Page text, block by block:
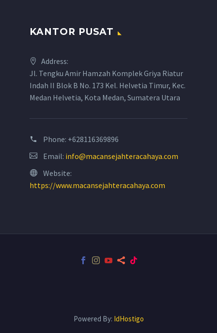
KANTOR PUSAT
Address:
Jl. Tengku Amir Hamzah Komplek Griya Riatur
Indah II Blok B No. 173 Kel. Helvetia Timur, Kec.
Medan Helvetia, Kota Medan, Sumatera Utara
Phone: +628116369896
Email: info@macansejahteracahaya.com
Website:
https://www.macansejahteracahaya.com
Powered By: IdHostigo